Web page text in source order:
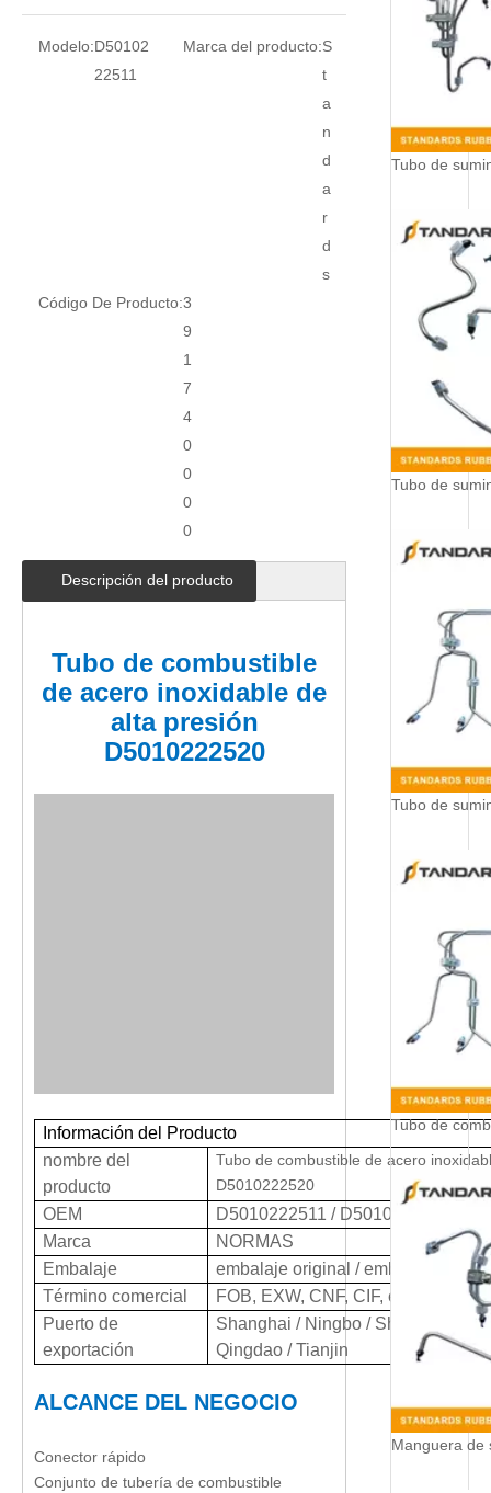
Modelo:D50102
22511
Marca del producto:S
t
a
n
d
a
r
d
s
Código De Producto:3
9
1
7
4
0
0
0
0
Descripción del producto
Tubo de combustible
de acero inoxidable de
alta presión
D5010222520
Información del Producto
nombre del
producto
Tubo de combustible de acero
D5010222520
OEM
D5010222511 / D5010222512 /
Marca
NORMAS
Embalaje
embalaje original / embalaje
Término comercial
FOB, EXW, CNF, CIF, etc.
Puerto de
exportación
Shanghai / Ningbo / Shengzhen /
Qingdao / Tianjin
ALCANCE DEL NEGOCIO
Conector rápido
Conjunto de tubería de combustible